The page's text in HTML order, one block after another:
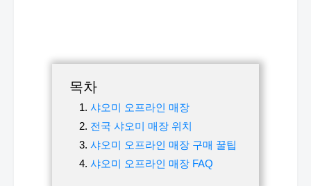
목차
샤오미 오프라인 매장
전국 샤오미 매장 위치
샤오미 오프라인 매장 구매 꿀팁
샤오미 오프라인 매장 FAQ